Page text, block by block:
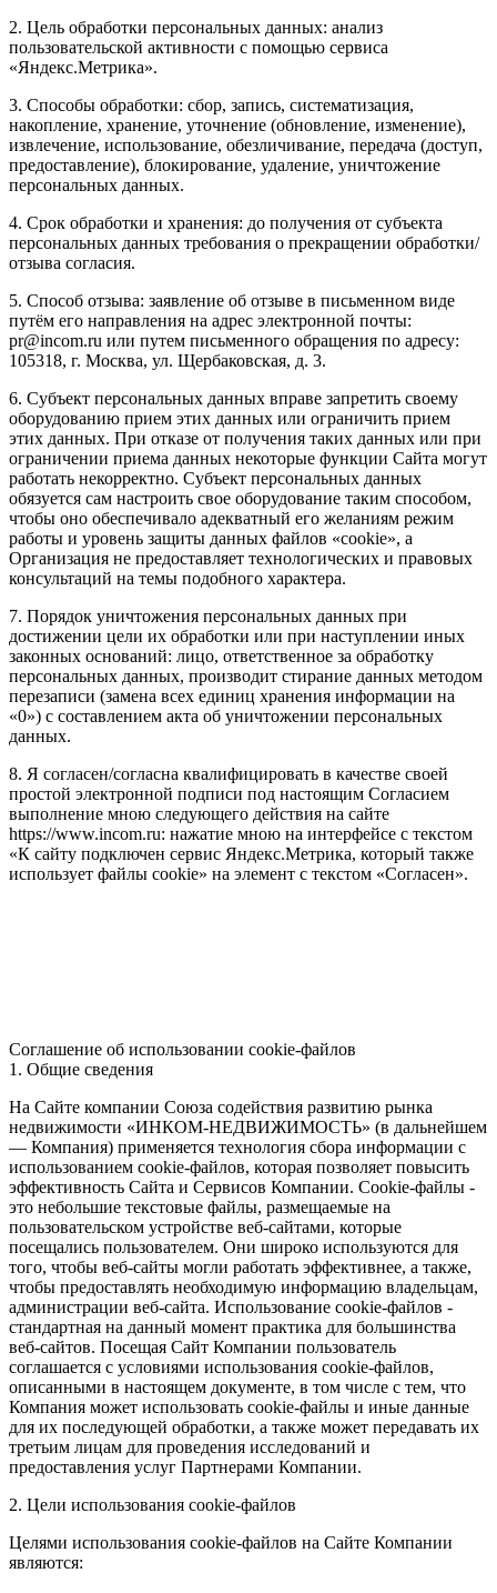
2. Цель обработки персональных данных: анализ
пользовательской активности с помощью сервиса
«Яндекс.Метрика».
3. Способы обработки: сбор, запись, систематизация,
накопление, хранение, уточнение (обновление, изменение),
извлечение, использование, обезличивание, передача (доступ,
предоставление), блокирование, удаление, уничтожение
персональных данных.
4. Срок обработки и хранения: до получения от субъекта
персональных данных требования о прекращении обработки/
отзыва согласия.
5. Способ отзыва: заявление об отзыве в письменном виде
путём его направления на адрес электронной почты:
pr@incom.ru или путем письменного обращения по адресу:
105318, г. Москва, ул. Щербаковская, д. 3.
6. Субъект персональных данных вправе запретить своему
оборудованию прием этих данных или ограничить прием
этих данных. При отказе от получения таких данных или при
ограничении приема данных некоторые функции Сайта могут
работать некорректно. Субъект персональных данных
обязуется сам настроить свое оборудование таким способом,
чтобы оно обеспечивало адекватный его желаниям режим
работы и уровень защиты данных файлов «cookie», а
Организация не предоставляет технологических и правовых
консультаций на темы подобного характера.
7. Порядок уничтожения персональных данных при
достижении цели их обработки или при наступлении иных
законных оснований: лицо, ответственное за обработку
персональных данных, производит стирание данных методом
перезаписи (замена всех единиц хранения информации на
«0») с составлением акта об уничтожении персональных
данных.
8. Я согласен/согласна квалифицировать в качестве своей
простой электронной подписи под настоящим Согласием
выполнение мною следующего действия на сайте
https://www.incom.ru: нажатие мною на интерфейсе с текстом
«К сайту подключен сервис Яндекс.Метрика, который также
использует файлы cookie» на элемент с текстом «Согласен».
Соглашение об использовании cookie-файлов
1. Общие сведения
На Сайте компании Союза содействия развитию рынка
недвижимости «ИНКОМ-НЕДВИЖИМОСТЬ» (в дальнейшем
— Компания) применяется технология сбора информации с
использованием cookie-файлов, которая позволяет повысить
эффективность Сайта и Сервисов Компании. Сookie-файлы -
это небольшие текстовые файлы, размещаемые на
пользовательском устройстве веб-сайтами, которые
посещались пользователем. Они широко используются для
того, чтобы веб-сайты могли работать эффективнее, а также,
чтобы предоставлять необходимую информацию владельцам,
администрации веб-сайта. Использование cookie-файлов -
стандартная на данный момент практика для большинства
веб-сайтов. Посещая Сайт Компании пользователь
соглашается с условиями использования cookie-файлов,
описанными в настоящем документе, в том числе с тем, что
Компания может использовать cookie-файлы и иные данные
для их последующей обработки, а также может передавать их
третьим лицам для проведения исследований и
предоставления услуг Партнерами Компании.
2. Цели использования cookie-файлов
Целями использования cookie-файлов на Сайте Компании
являются: